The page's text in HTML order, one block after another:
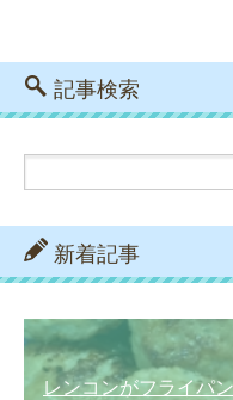
記事検索
新着記事
レンコンがフライパ